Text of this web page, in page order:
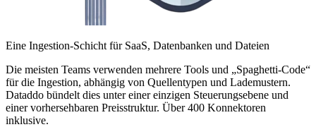
Eine Ingestion-Schicht für SaaS, Datenbanken und Dateien
Die meisten Teams verwenden mehrere Tools und „Spaghetti-Code“
für die Ingestion, abhängig von Quellentypen und Lademustern.
Dataddo bündelt dies unter einer einzigen Steuerungsebene und
einer vorhersehbaren Preisstruktur. Über 400 Konnektoren
inklusive.